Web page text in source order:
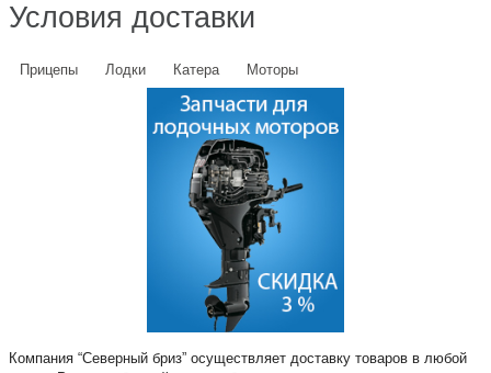
Условия доставки
Прицепы Лодки Катера Моторы
Компания “Северный бриз” осуществляет доставку товаров в любой